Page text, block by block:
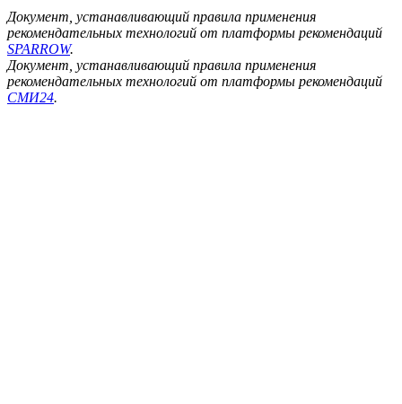
Документ, устанавливающий правила применения
рекомендательных технологий от платформы рекомендаций
SPARROW.
Документ, устанавливающий правила применения
рекомендательных технологий от платформы рекомендаций
СМИ24.